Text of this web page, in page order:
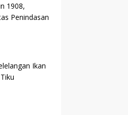
1908,
Penindasan
Ikan